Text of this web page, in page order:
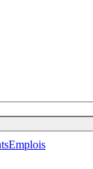
Emplois